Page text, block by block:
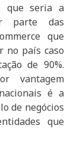
que seria a
parte das
que
no país caso
de 90%.
vantagem
é a
de negócios
que